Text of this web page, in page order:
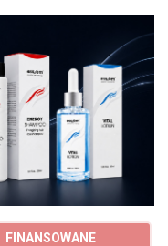
FINANSOWANE